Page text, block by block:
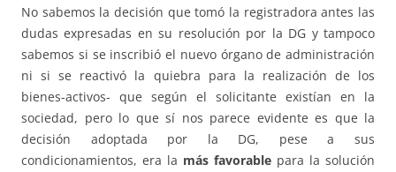
No sabemos la decisión que tomó la registradora antes las
dudas expresadas en su resolución por la DG y tampoco
sabemos si se inscribió el nuevo órgano de administración
ni si se reactivó la quiebra para la realización de los
bienes-activos- que según el solicitante existían en la
sociedad, pero lo que sí nos parece evidente es que la
decisión adoptada por la DG, pese a sus
condicionamientos, era la más favorable para la solución